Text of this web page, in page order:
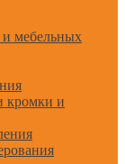
и мебельных
кромки и